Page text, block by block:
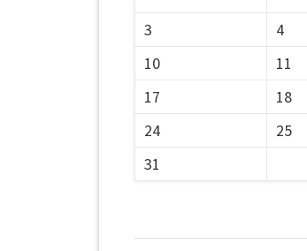
3
4
10
11
17
18
24
25
31